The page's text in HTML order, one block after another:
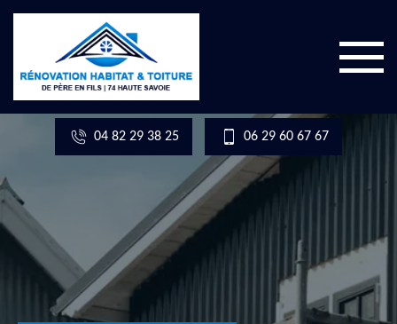
04 82 29 38 25 06 29 60 67 67